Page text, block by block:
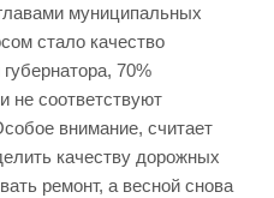
муниципальных
стало качество
70%
не соответствуют
внимание, считает
качеству дорожных
ремонт, а весной снова